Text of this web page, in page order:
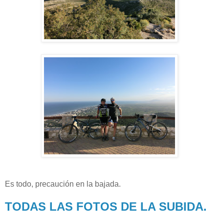
Es todo, precaución en la bajada.
TODAS LAS FOTOS DE LA SUBIDA.